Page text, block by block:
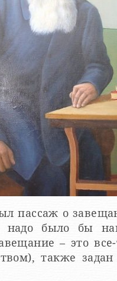
пассаж о
надо было бы
– это
также задан